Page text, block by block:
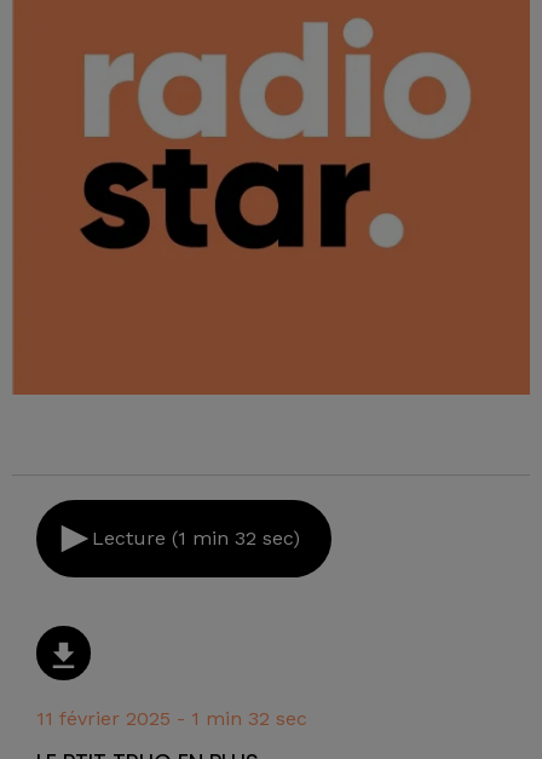
Lecture (1 min 32 sec)
11 février 2025 - 1 min 32 sec